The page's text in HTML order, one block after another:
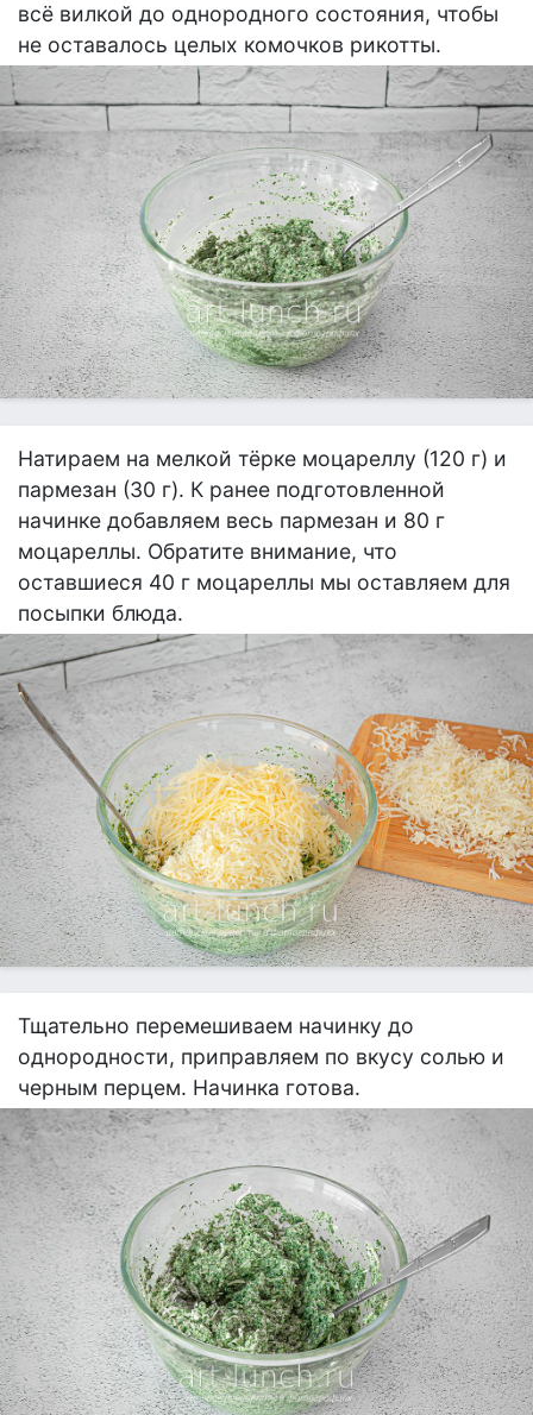
всё вилкой до однородного состояния, чтобы
не оставалось целых комочков рикотты.
Натираем на мелкой тёрке моцареллу (120 г) и
пармезан (30 г). К ранее подготовленной
начинке добавляем весь пармезан и 80 г
моцареллы. Обратите внимание, что
оставшиеся 40 г моцареллы мы оставляем для
посыпки блюда.
Тщательно перемешиваем начинку до
однородности, приправляем по вкусу солью и
черным перцем. Начинка готова.